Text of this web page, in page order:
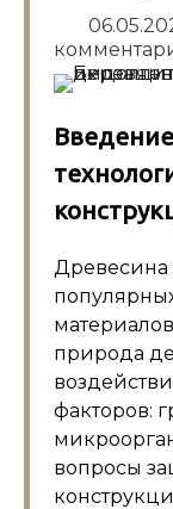
Древесина
природа
факторов:
вопросы